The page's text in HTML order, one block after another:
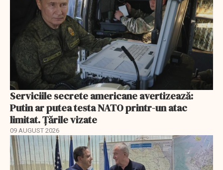
Serviciile secrete americane avertizează:
Putin ar putea testa NATO printr-un atac
limitat. Țările vizate
09 AUGUST 2026